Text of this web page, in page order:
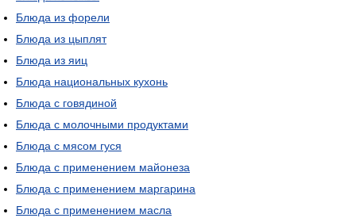
Блюда из форели
Блюда из цыплят
Блюда из яиц
Блюда национальных кухонь
Блюда с говядиной
Блюда с молочными продуктами
Блюда с мясом гуся
Блюда с применением майонеза
Блюда с применением маргарина
Блюда с применением масла